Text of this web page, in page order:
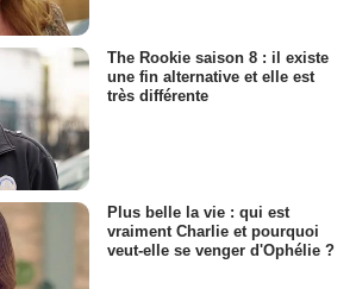
The Rookie saison 8 : il existe
une fin alternative et elle est
très différente
Plus belle la vie : qui est
vraiment Charlie et pourquoi
veut-elle se venger d'Ophélie ?